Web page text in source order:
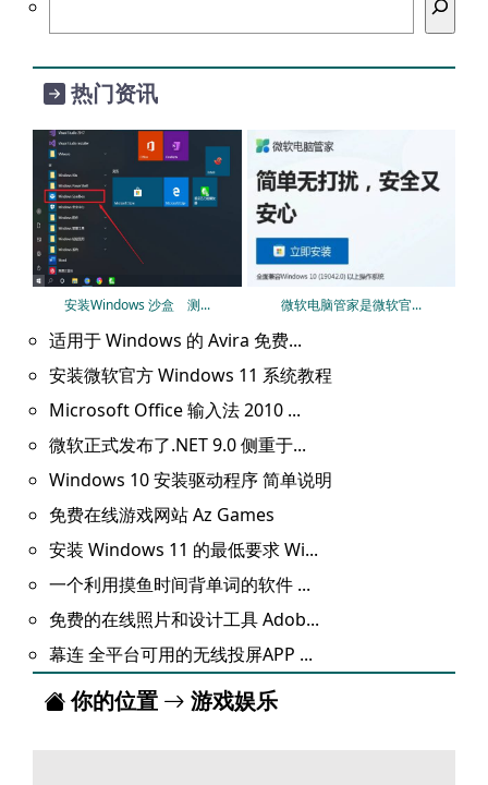
索
热门资讯
安装Windows 沙盒 测... 微软电脑管家是微软官...
适用于 Windows 的 Avira 免费...
安装微软官方 Windows 11 系统教程
Microsoft Office 输入法 2010 ...
微软正式发布了.NET 9.0 侧重于...
Windows 10 安装驱动程序 简单说明
免费在线游戏网站 Az Games
安装 Windows 11 的最低要求 Wi...
一个利用摸鱼时间背单词的软件 ...
免费的在线照片和设计工具 Adob...
幕连 全平台可用的无线投屏APP ...
你的位置 游戏娱乐